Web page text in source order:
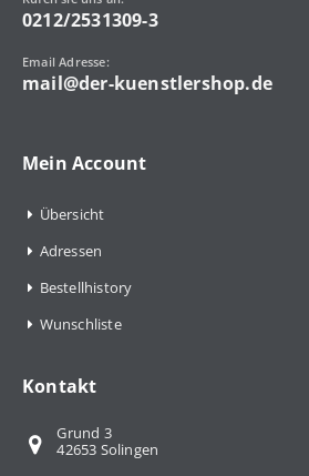
0212/2531309-3
Email Adresse:
mail@der-kuenstlershop.de
Mein Account
Übersicht
Adressen
Bestellhistory
Wunschliste
Kontakt
Grund 3
42653 Solingen